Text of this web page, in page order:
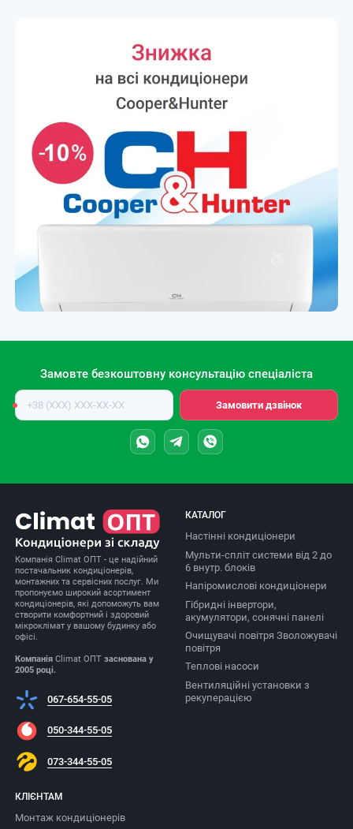
Замовте безкоштовну консультацію спеціаліста
Номер
телефону
Замовити дзвінок
Компанія Climat ОПТ - це надійний
постачальник кондиціонерів,
монтажних та сервісних послуг. Ми
пропонуємо широкий асортимент
кондиціонерів, які допоможуть вам
створити комфортний і здоровий
мікроклімат у вашому будинку або
офісі.
Компанія Climat ОПТзаснована у
2005 році.
067-654-55-05
050-344-55-05
073-344-55-05
КАТАЛОГ
Настінні кондиціонери
Мульти-спліт системи від 2 до
6 внутр. блоків
Напіромислові кондиціонери
Гібридні інвертори,
акумулятори, сонячні панелі
Очищувачі повітря Зволожувачі
повітря
Теплові насоси
Вентиляційні установки з
рекуперацією
КЛІЄНТАМ
Монтаж кондиціонерів